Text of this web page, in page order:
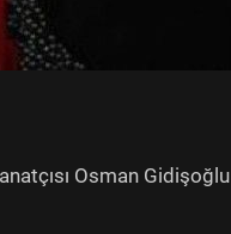
Osman Gidişoğlu